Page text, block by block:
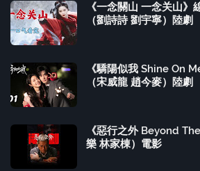
《一念關山 一念关山》
（劉詩詩 劉宇寧）陸劇
《驕陽似我 Shine On
（宋威龍 趙今麥）陸劇
《惡行之外 Beyond
樂 林家棟）電影